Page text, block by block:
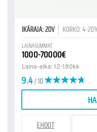
IKÄRAJA: 20V KORKO: 4-
LAINASUMMAT
1000-70000€
Laina-aika: 12-180kk
9.4/ 10
EHDOT